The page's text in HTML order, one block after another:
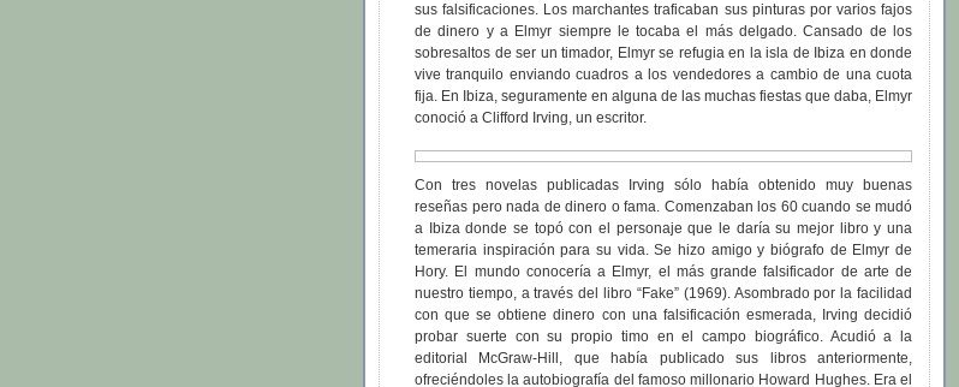
sus falsificaciones. Los marchantes traficaban sus pinturas por varios fajos
de dinero y a Elmyr siempre le tocaba el más delgado. Cansado de los
sobresaltos de ser un timador, Elmyr se refugia en la isla de Ibiza en donde
vive tranquilo enviando cuadros a los vendedores a cambio de una cuota
fija. En Ibiza, seguramente en alguna de las muchas fiestas que daba, Elmyr
conoció a Clifford Irving, un escritor.
Con tres novelas publicadas Irving sólo había obtenido muy buenas
reseñas pero nada de dinero o fama. Comenzaban los 60 cuando se mudó
a Ibiza donde se topó con el personaje que le daría su mejor libro y una
temeraria inspiración para su vida. Se hizo amigo y biógrafo de Elmyr de
Hory. El mundo conocería a Elmyr, el más grande falsificador de arte de
nuestro tiempo, a través del libro “Fake” (1969). Asombrado por la facilidad
con que se obtiene dinero con una falsificación esmerada, Irving decidió
probar suerte con su propio timo en el campo biográfico. Acudió a la
editorial McGraw-Hill, que había publicado sus libros anteriormente,
ofreciéndoles la autobiografía del famoso millonario Howard Hughes. Era el